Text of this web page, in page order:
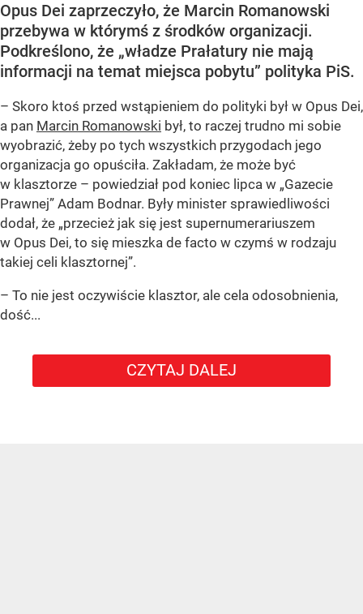
Opus Dei zaprzeczyło, że Marcin Romanowski
przebywa w którymś z środków organizacji.
Podkreślono, że „władze Prałatury nie mają
informacji na temat miejsca pobytu” polityka PiS.
– Skoro ktoś przed wstąpieniem do polityki był w Opus Dei,
a pan Marcin Romanowski był, to raczej trudno mi sobie
wyobrazić, żeby po tych wszystkich przygodach jego
organizacja go opuściła. Zakładam, że może być
w klasztorze – powiedział pod koniec lipca w „Gazecie
Prawnej” Adam Bodnar. Były minister sprawiedliwości
dodał, że „przecież jak się jest supernumerariuszem
w Opus Dei, to się mieszka de facto w czymś w rodzaju
takiej celi klasztornej”.
– To nie jest oczywiście klasztor, ale cela odosobnienia,
dość...
CZYTAJ DALEJ